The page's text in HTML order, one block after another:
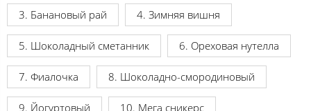
3. Банановый рай 4. Зимняя вишня
5. Шоколадный сметанник 6. Ореховая нутелла
7. Фиалочка 8. Шоколадно-смородиновый
9. Йогуртовый 10. Мега сникерс